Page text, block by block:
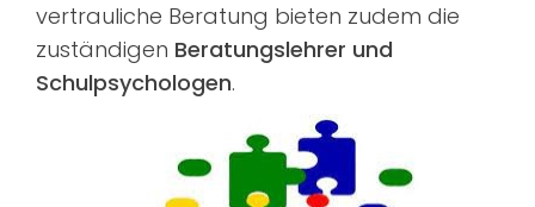
Suche
nach:
vertrauliche Beratung bieten zudem die
zuständigen Beratungslehrer und
Schulpsychologen.